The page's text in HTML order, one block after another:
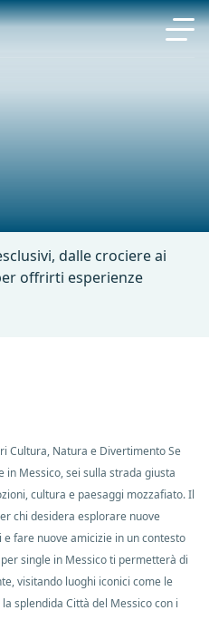
dalle crociere ai
offrirti esperienze
Cultura, Natura e Divertimento Se
in Messico, sei sulla strada giusta
cultura e paesaggi mozzafiato. Il
chi desidera esplorare nuove
fare nuove amicizie in un contesto
single in Messico ti permetterà di
visitando luoghi iconici come le
splendida Città del Messico con i